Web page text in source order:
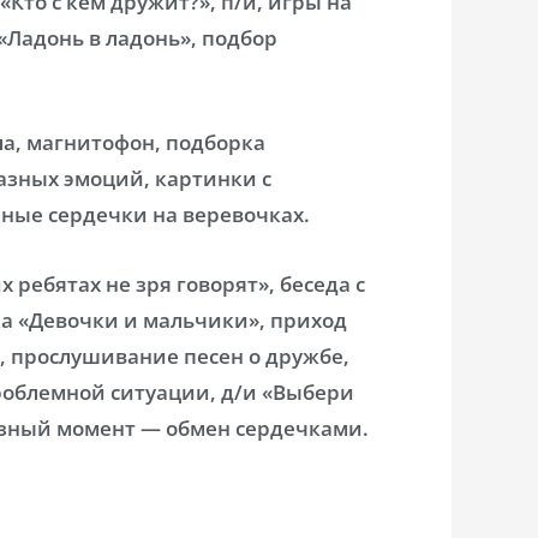
в ладонь», подбор
магнитофон, подборка
эмоций, картинки с
сердечки на веревочках.
ребятах не зря говорят», беседа с
«Девочки и мальчики», приход
песен о дружбе,
ситуации, д/и «Выбери
момент — обмен сердечками.